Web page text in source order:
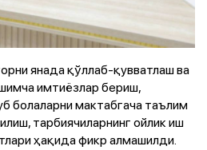
янада қўллаб-қувватлаш ва
имтиёзлар бериш,
болаларни мактабгача таълим
тарбиячиларнинг ойлик иш
ҳақида фикр алмашилди.